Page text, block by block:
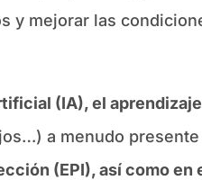
y mejorar las
(IA), el
a menudo presente
(EPI), así como en